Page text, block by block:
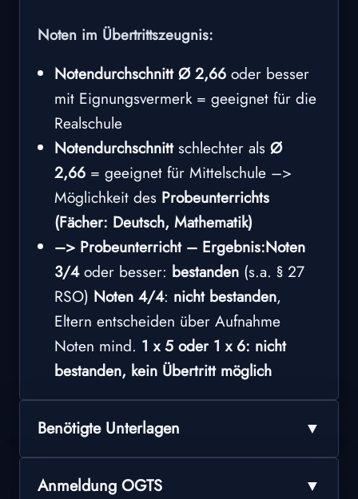
Noten im Übertrittszeugnis:
Notendurchschnitt Ø 2,66 oder besser
mit Eignungsvermerk = geeignet für die
Realschule
Notendurchschnittschlechter als Ø
2,66 = geeignet für Mittelschule –>
Möglichkeit des Probeunterrichts
(Fächer: Deutsch, Mathematik)
–> Probeunterricht – Ergebnis:Noten
3/4oder besser: bestanden (s.a. § 27
RSO) Noten 4/4: nicht bestanden,
Eltern entscheiden über Aufnahme
Noten mind. 1 x 5 oder 1 x 6: nicht
bestanden, kein Übertritt möglich
Benötigte Unterlagen
Anmeldung OGTS